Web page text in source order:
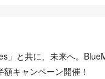
」と共に、未来へ。
キャンペーン開催！